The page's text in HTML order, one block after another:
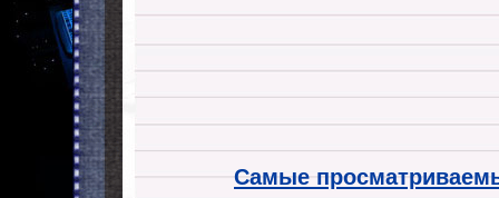
Самые